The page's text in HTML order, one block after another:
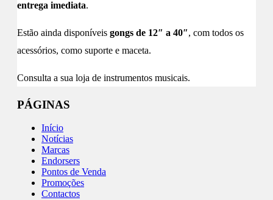
entrega imediata.
Estão ainda disponíveis gongs de 12″ a 40″, com todos os
acessórios, como suporte e maceta.
Consulta a sua loja de instrumentos musicais.
PÁGINAS
Início
Notícias
Marcas
Endorsers
Pontos de Venda
Promoções
Contactos